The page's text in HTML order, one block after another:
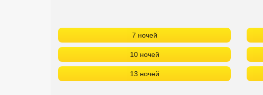
7 ночей
10 ночей
13 ночей